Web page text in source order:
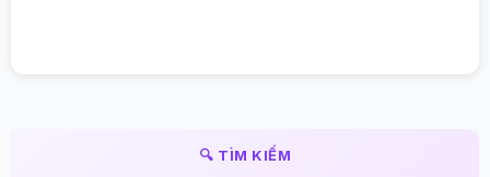
🔍 TÌM KIẾM